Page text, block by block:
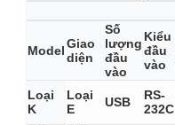
ModelGiao
diện
Số
lượng
đầu
vào
Kiểu
đầu
vào
Loại
K
Loại
E
USB
RS-
232C